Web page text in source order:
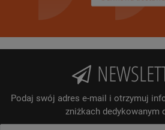
Podaj swój adres e-mail i otrzymuj
zniżkach dedykowanym